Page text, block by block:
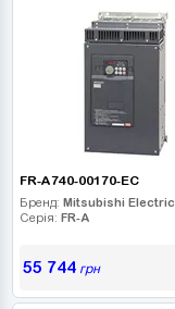
FR-A740-00170-EC
Бренд: Mitsubishi Electric
Серія: FR-A
55 744грн